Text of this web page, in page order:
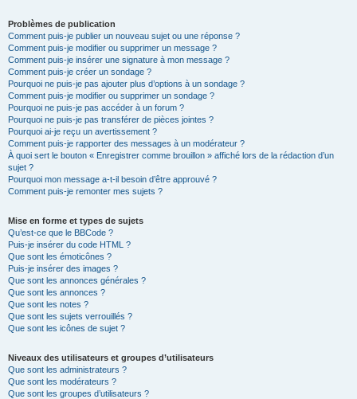
Problèmes de publication
Comment puis-je publier un nouveau sujet ou une réponse ?
Comment puis-je modifier ou supprimer un message ?
Comment puis-je insérer une signature à mon message ?
Comment puis-je créer un sondage ?
Pourquoi ne puis-je pas ajouter plus d’options à un sondage ?
Comment puis-je modifier ou supprimer un sondage ?
Pourquoi ne puis-je pas accéder à un forum ?
Pourquoi ne puis-je pas transférer de pièces jointes ?
Pourquoi ai-je reçu un avertissement ?
Comment puis-je rapporter des messages à un modérateur ?
À quoi sert le bouton « Enregistrer comme brouillon » affiché lors de la rédaction d’un
sujet ?
Pourquoi mon message a-t-il besoin d’être approuvé ?
Comment puis-je remonter mes sujets ?
Mise en forme et types de sujets
Qu’est-ce que le BBCode ?
Puis-je insérer du code HTML ?
Que sont les émoticônes ?
Puis-je insérer des images ?
Que sont les annonces générales ?
Que sont les annonces ?
Que sont les notes ?
Que sont les sujets verrouillés ?
Que sont les icônes de sujet ?
Niveaux des utilisateurs et groupes d’utilisateurs
Que sont les administrateurs ?
Que sont les modérateurs ?
Que sont les groupes d’utilisateurs ?